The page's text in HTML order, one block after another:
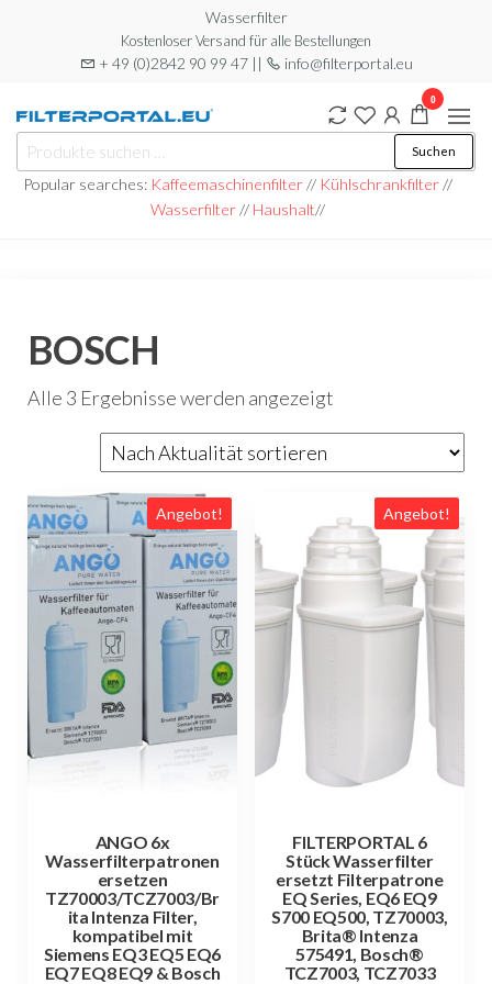
Wasserfilter
Kostenloser Versand für alle Bestellungen
+ 49 (0)2842 90 99 47 || info@filterportal.eu
Filterportal
Wasserfilter
nach:
Suchen
Popular searches: Kaffeemaschinenfilter// Kühlschrankfilter//
Wasserfilter// Haushalt//
0
BOSCH
Alle 3 Ergebnisse werden angezeigt
Aktualität
Angebot!
ANGO 6x
Wasserfilterpatronen
ersetzen
TZ70003/TCZ7003/Br
ita Intenza Filter,
kompatibel mit
Siemens EQ3 EQ5 EQ6
EQ7 EQ8 EQ9 & Bosch
Angebot!
FILTERPORTAL 6
Stück Wasserfilter
ersetzt Filterpatrone
EQ Series, EQ6 EQ9
S700 EQ500, TZ70003,
Brita® Intenza
575491, Bosch®
TCZ7003, TCZ7033